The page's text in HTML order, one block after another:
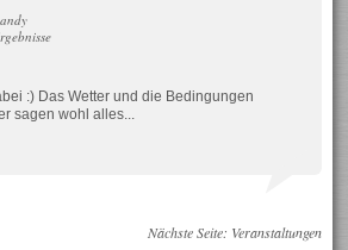
:) Das Wetter und die Bedingungen
sagen wohl alles...
Nächste Seite: Veranstaltungen